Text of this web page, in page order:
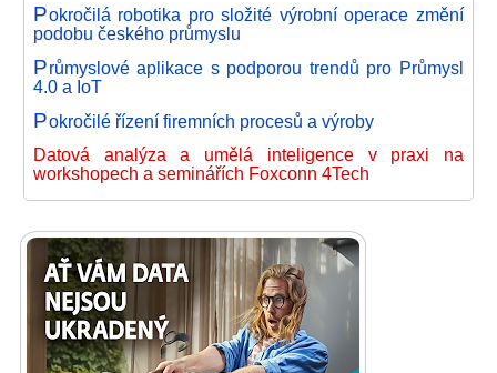
Pokročilá robotika pro složité výrobní operace změní
podobu českého průmyslu
Průmyslové aplikace s podporou trendů pro Průmysl
4.0 a IoT
Pokročilé řízení firemních procesů a výroby
Datová analýza a umělá inteligence v praxi na
workshopech a seminářích Foxconn 4Tech